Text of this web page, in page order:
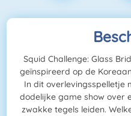
Squid Challenge: Glass
geïnspireerd op de
In dit overlevingsspelletje
dodelijke game show over
zwakke tegels leiden.